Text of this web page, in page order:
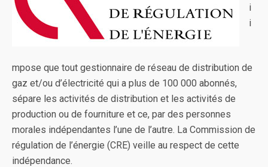
i
i
mpose que tout gestionnaire de réseau de distribution de
gaz et/ou d’électricité qui a plus de 100 000 abonnés,
sépare les activités de distribution et les activités de
production ou de fourniture et ce, par des personnes
morales indépendantes l’une de l’autre. La Commission de
régulation de l’énergie (CRE) veille au respect de cette
indépendance.